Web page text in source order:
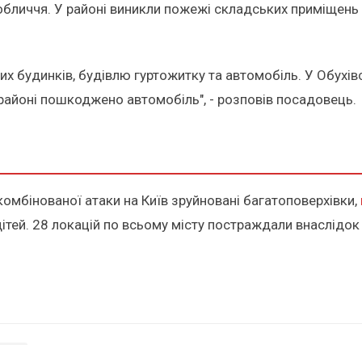
У районі виникли пожежі складських
будівлю гуртожитку та автомобіль. У
пошкоджено автомобіль", - розповів посадовець.
атаки на Київ зруйновані багатоповерхівки,
28 локацій по всьому місту постраждали